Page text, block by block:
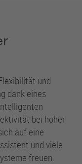
und
dank eines
bei hoher
auf eine
und viele
freuen.